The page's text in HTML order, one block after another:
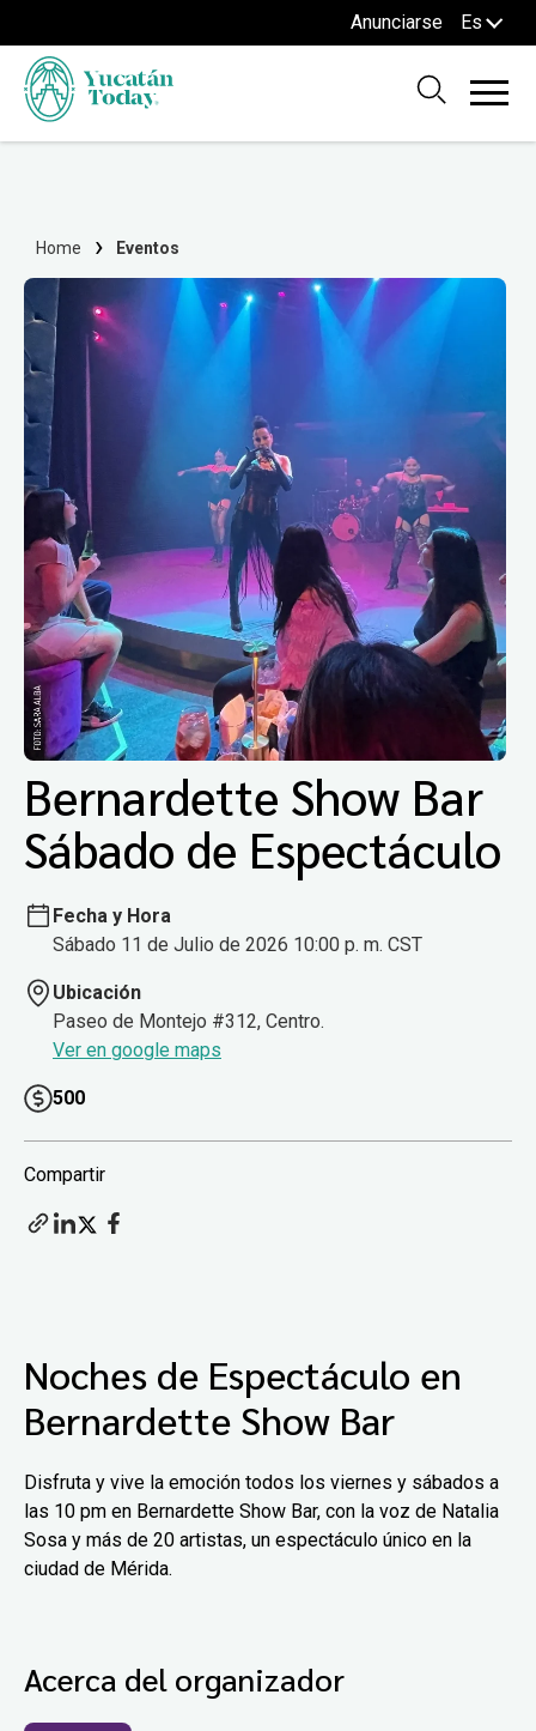
Anunciarse Es
Home Eventos
Bernardette Show Bar
Sábado de Espectáculo
Fecha y Hora
Sábado 11 de Julio de 2026 10:00 p. m. CST
Ubicación
Paseo de Montejo #312, Centro.
Ver en google maps
500
Compartir
Noches de Espectáculo en
Bernardette Show Bar
Disfruta y vive la emoción todos los viernes y sábados a
las 10 pm en Bernardette Show Bar, con la voz de Natalia
Sosa y más de 20 artistas, un espectáculo único en la
ciudad de Mérida.
Acerca del organizador